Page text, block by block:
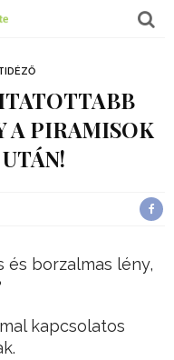
A PIRAMISOK
borzalmas lény,
kapcsolatos